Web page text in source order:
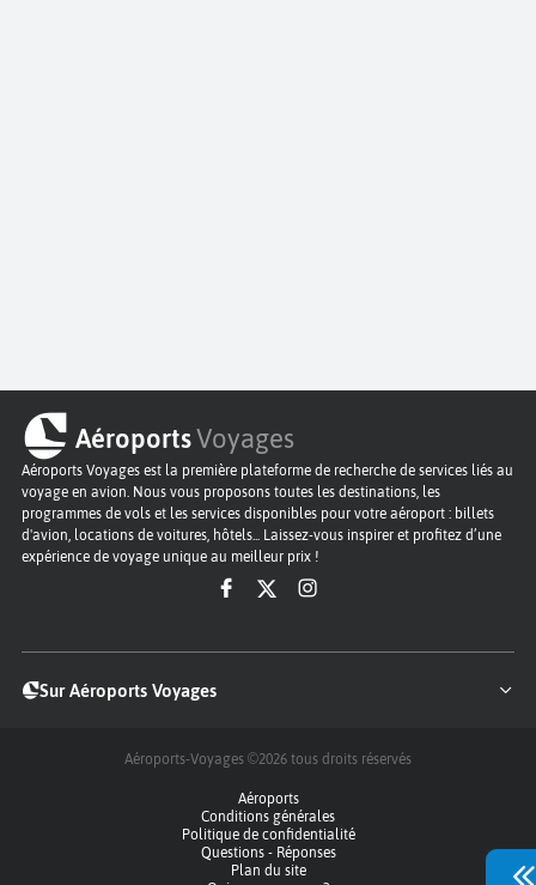
AéroportsVoyages
Aéroports Voyages est la première plateforme de recherche de services liés au
voyage en avion. Nous vous proposons toutes les destinations, les
programmes de vols et les services disponibles pour votre aéroport : billets
d'avion, locations de voitures, hôtels... Laissez-vous inspirer et profitez d’une
expérience de voyage unique au meilleur prix !
Sur Aéroports Voyages
Aéroports-Voyages ©2026 tous droits réservés
Aéroports
Conditions générales
Politique de confidentialité
Questions - Réponses
Plan du site